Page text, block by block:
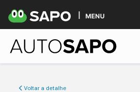
MENU
Voltar a detalhe